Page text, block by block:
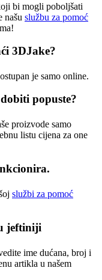
bi mogli poboljšati
našu službu za pomoć
3DJake?
je samo online.
popuste?
proizvode samo
listu cijena za one
službi za pomoć
jeftiniji
ime dućana, broj i
artikla u našem